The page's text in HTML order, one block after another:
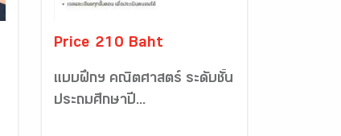
Price 210 Baht
แบบฝึกฯ คณิตศาสตร์ ระดับชั้น
ประถมศึกษาปี...